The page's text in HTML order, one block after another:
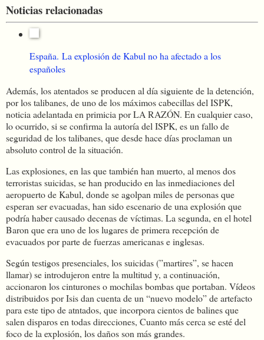
Noticias relacionadas
España. La explosión de Kabul no ha afectado a los
españoles
Además, los atentados se producen al día siguiente de la detención,
por los talibanes, de uno de los máximos cabecillas del ISPK,
noticia adelantada en primicia por LA RAZÓN. En cualquier caso,
lo ocurrido, si se confirma la autoría del ISPK, es un fallo de
seguridad de los talibanes, que desde hace días proclaman un
absoluto control de la situación.
Las explosiones, en las que también han muerto, al menos dos
terroristas suicidas, se han producido en las inmediaciones del
aeropuerto de Kabul, donde se agolpan miles de personas que
esperan ser evacuadas, han sido escenario de una explosión que
podría haber causado decenas de víctimas. La segunda, en el hotel
Baron que era uno de los lugares de primera recepción de
evacuados por parte de fuerzas americanas e inglesas.
Según testigos presenciales, los suicidas (”martires”, se hacen
llamar) se introdujeron entre la multitud y, a continuación,
accionaron los cinturones o mochilas bombas que portaban. Vídeos
distribuidos por Isis dan cuenta de un “nuevo modelo” de artefacto
para este tipo de atntados, que incorpora cientos de balines que
salen disparos en todas direcciones, Cuanto más cerca se esté del
foco de la explosión, los daños son más grandes.